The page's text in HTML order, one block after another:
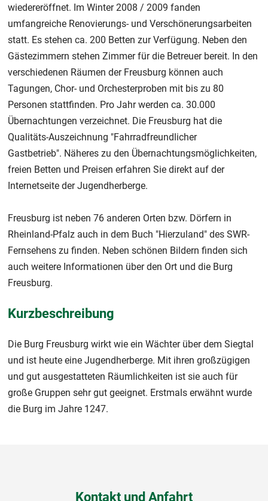
wiedereröffnet. Im Winter 2008 / 2009 fanden
umfangreiche Renovierungs- und Verschönerungsarbeiten
statt. Es stehen ca. 200 Betten zur Verfügung. Neben den
Gästezimmern stehen Zimmer für die Betreuer bereit. In den
verschiedenen Räumen der Freusburg können auch
Tagungen, Chor- und Orchesterproben mit bis zu 80
Personen stattfinden. Pro Jahr werden ca. 30.000
Übernachtungen verzeichnet. Die Freusburg hat die
Qualitäts-Auszeichnung "Fahrradfreundlicher
Gastbetrieb". Näheres zu den Übernachtungsmöglichkeiten,
freien Betten und Preisen erfahren Sie direkt auf der
Internetseite der Jugendherberge.
Freusburg ist neben 76 anderen Orten bzw. Dörfern in
Rheinland-Pfalz auch in dem Buch "Hierzuland" des SWR-
Fernsehens zu finden. Neben schönen Bildern finden sich
auch weitere Informationen über den Ort und die Burg
Freusburg.
Kurzbeschreibung
Die Burg Freusburg wirkt wie ein Wächter über dem Siegtal
und ist heute eine Jugendherberge. Mit ihren großzügigen
und gut ausgestatteten Räumlichkeiten ist sie auch für
große Gruppen sehr gut geeignet. Erstmals erwähnt wurde
die Burg im Jahre 1247.
Kontakt und Anfahrt